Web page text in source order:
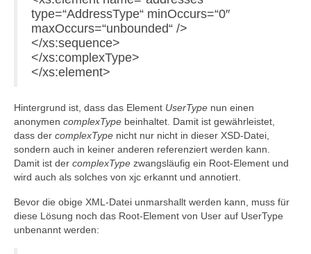
type=“AddressType“ minOccurs=“0″
maxOccurs=“unbounded“ />
</xs:sequence>
</xs:complexType>
</xs:element>
Hintergrund ist, dass das Element UserType nun einen
anonymen complexType beinhaltet. Damit ist gewährleistet,
dass der complexType nicht nur nicht in dieser XSD-Datei,
sondern auch in keiner anderen referenziert werden kann.
Damit ist der complexType zwangsläufig ein Root-Element und
wird auch als solches von xjc erkannt und annotiert.
Bevor die obige XML-Datei unmarshallt werden kann, muss für
diese Lösung noch das Root-Element von User auf UserType
unbenannt werden: